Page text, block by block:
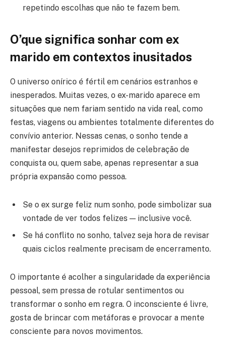
repetindo escolhas que não te fazem bem.
O’que significa sonhar com ex
marido em contextos inusitados
O universo onírico é fértil em cenários estranhos e
inesperados. Muitas vezes, o ex-marido aparece em
situações que nem fariam sentido na vida real, como
festas, viagens ou ambientes totalmente diferentes do
convívio anterior. Nessas cenas, o sonho tende a
manifestar desejos reprimidos de celebração de
conquista ou, quem sabe, apenas representar a sua
própria expansão como pessoa.
Se o ex surge feliz num sonho, pode simbolizar sua
vontade de ver todos felizes — inclusive você.
Se há conflito no sonho, talvez seja hora de revisar
quais ciclos realmente precisam de encerramento.
O importante é acolher a singularidade da experiência
pessoal, sem pressa de rotular sentimentos ou
transformar o sonho em regra. O inconsciente é livre,
gosta de brincar com metáforas e provocar a mente
consciente para novos movimentos.